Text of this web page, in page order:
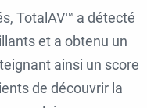
TotalAV™ a détecté
et a obtenu un
ainsi un score
de découvrir la